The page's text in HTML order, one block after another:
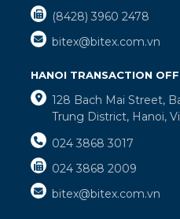
(8428) 3960 2478
bitex@bitex.com.vn
HANOI TRANSACTION
128 Bach Mai Street,
Trung District, Hanoi,
024 3868 3017
024 3868 2009
bitex@bitex.com.vn